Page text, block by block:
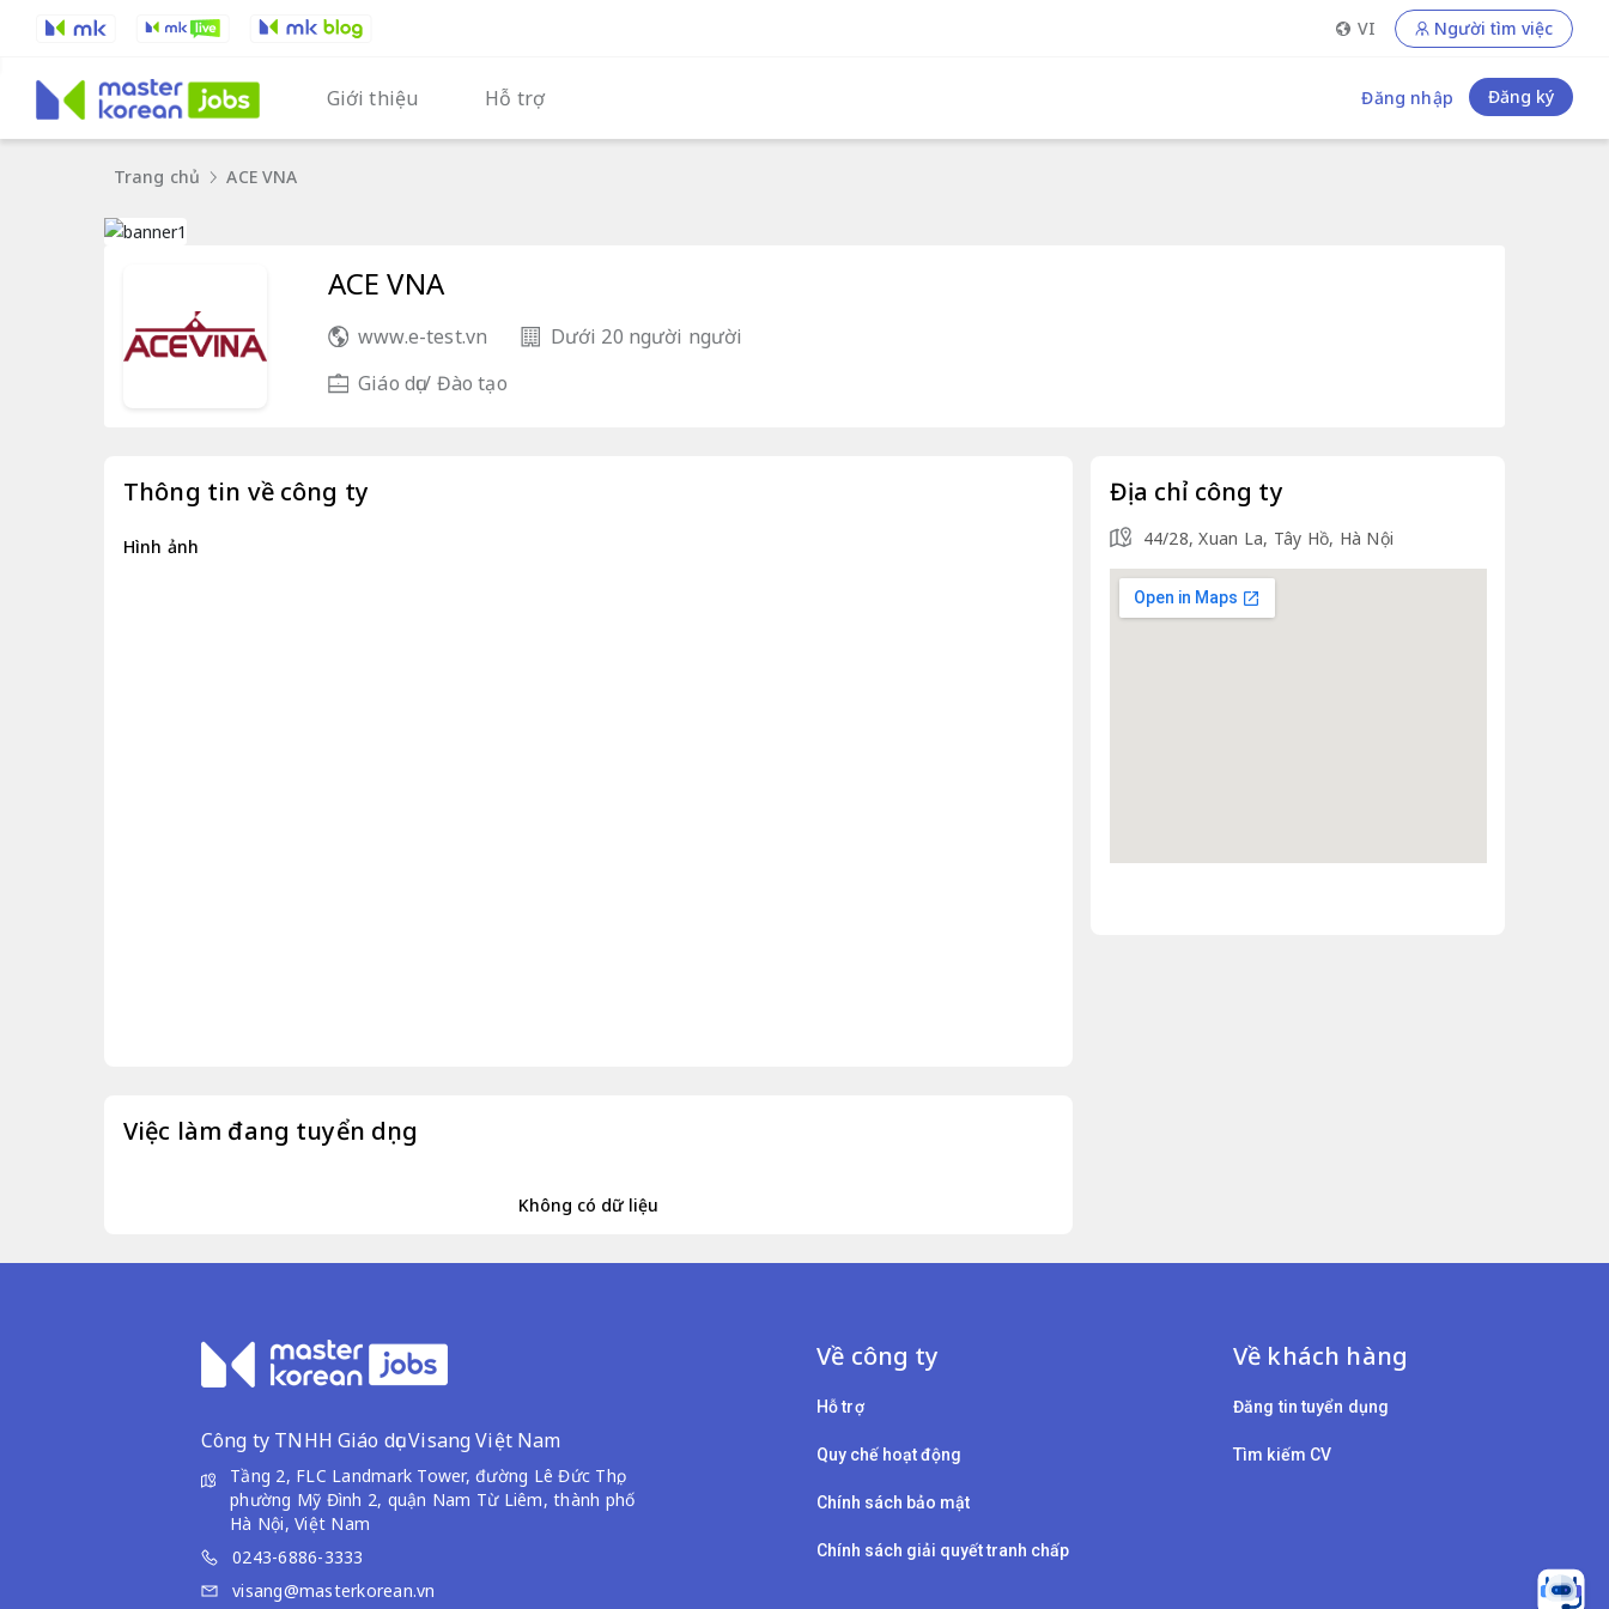
VI Người tìm việc
Giới thiệu Hỗ trợ Đăng nhập Đăng ký
Trang chủ ACE VNA
ACE VNA
www.e-test.vn
Dưới 20 người người
Giáo dục/ Đào tạo
Thông tin về công ty
Hình ảnh
Việc làm đang tuyển dụng
Không có dữ liệu
Địa chỉ công ty
44/28, Xuan La, Tây Hồ, Hà Nội
Công ty TNHH Giáo dục Visang Việt Nam
Tầng 2, FLC Landmark Tower, đường Lê Đức Thọ,
phường Mỹ Đình 2, quận Nam Từ Liêm, thành phố
Hà Nội, Việt Nam
0243-6886-3333
visang@masterkorean.vn
Về công ty
Hỗ trợ
Quy chế hoạt động
Chính sách bảo mật
Chính sách giải quyết tranh chấp
Về khách hàng
Đăng tin tuyển dụng
Tìm kiếm CV